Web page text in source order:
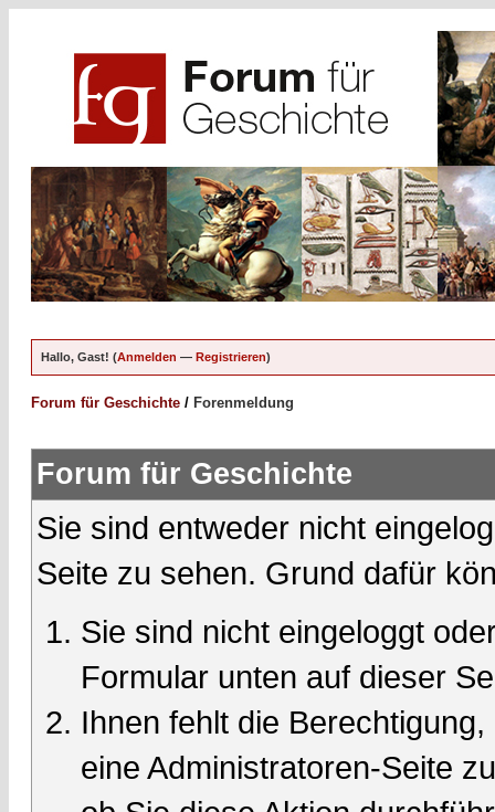
Hallo, Gast! (Anmelden — Registrieren)
Forum für Geschichte / Forenmeldung
Forum für Geschichte
Sie sind entweder nicht
Seite zu sehen. Grund dafür
Sie sind nicht eingeloggt
Formular unten auf dieser
Ihnen fehlt die
eine Administratoren-Seite